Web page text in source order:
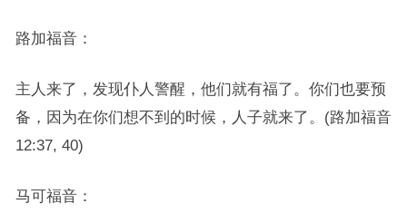
路加福音：
主人来了，发现仆人警醒，他们就有福了。你们也要预
备，因为在你们想不到的时候，人子就来了。(路加福音
12:37, 40)
马可福音：